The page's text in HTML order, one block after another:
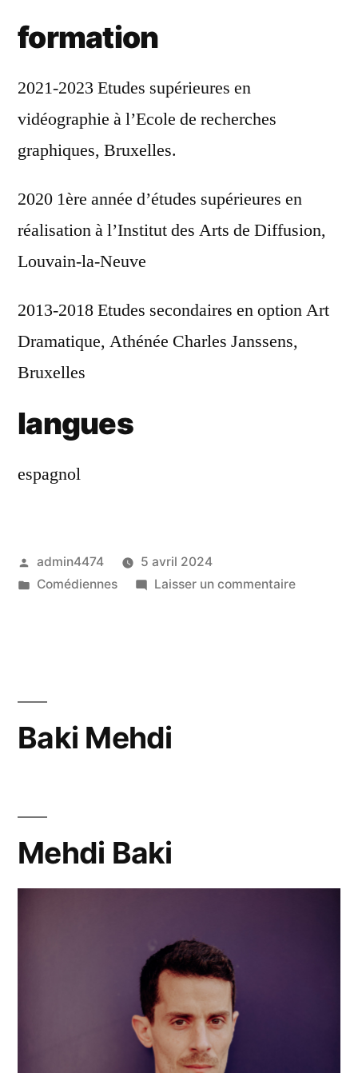
formation
2021-2023 Etudes supérieures en
vidéographie à l’Ecole de recherches
graphiques, Bruxelles.
2020 1ère année d’études supérieures en
réalisation à l’Institut des Arts de Diffusion,
Louvain-la-Neuve
2013-2018 Etudes secondaires en option Art
Dramatique, Athénée Charles Janssens,
Bruxelles
langues
espagnol
Publié
par
admin4474
5 avril 2024
Publié
Comédiennes Laisser un commentairesur
Baki Mehdi
Mehdi Baki